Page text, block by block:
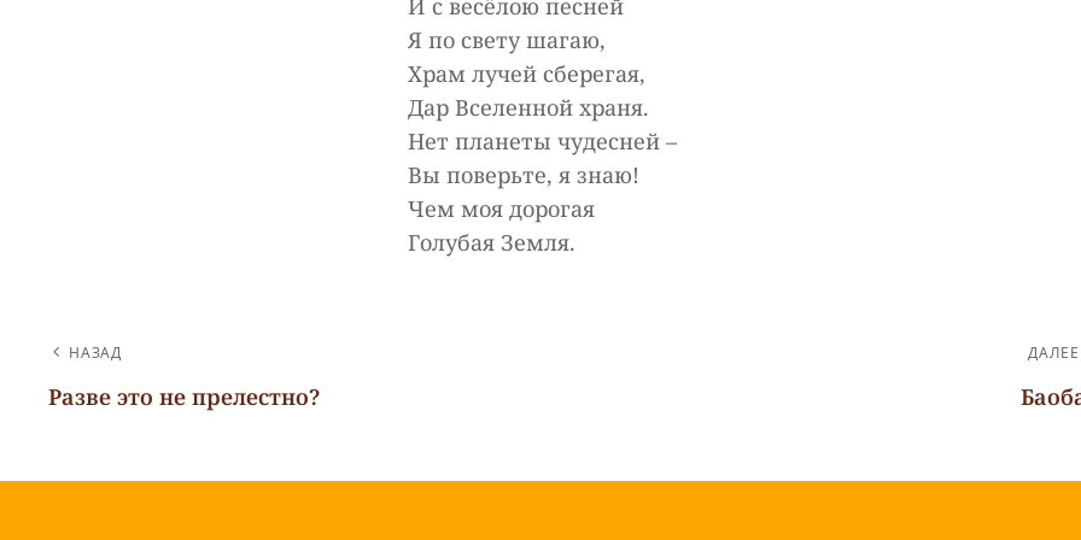
И с весёлою песней
Я по свету шагаю,
Храм лучей сберегая,
Дар Вселенной храня.
Нет планеты чудесней –
Вы поверьте, я знаю!
Чем моя дорогая
Голубая Земля.
НАВИГАЦИЯ
ПО
ЗАПИСЯМ
НАЗАД
Разве это не прелестно?
ДАЛЕЕ